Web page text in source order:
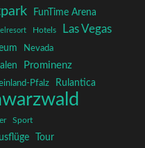
FunTime Arena
Hotels
Las Vegas
Nevada
Prominenz
Pfalz Rulantica
Sport
Tour